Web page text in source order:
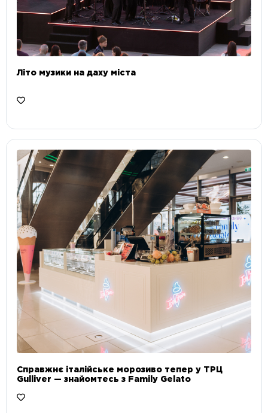
Літо музики на даху міста
Справжнє італійське морозиво тепер у ТРЦ
Gulliver — знайомтесь з Family Gelato